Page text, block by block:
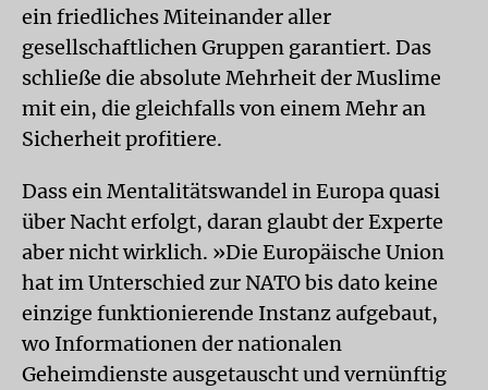
ein friedliches Miteinander aller
gesellschaftlichen Gruppen garantiert. Das
schließe die absolute Mehrheit der Muslime
mit ein, die gleichfalls von einem Mehr an
Sicherheit profitiere.
Dass ein Mentalitätswandel in Europa quasi
über Nacht erfolgt, daran glaubt der Experte
aber nicht wirklich. »Die Europäische Union
hat im Unterschied zur NATO bis dato keine
einzige funktionierende Instanz aufgebaut,
wo Informationen der nationalen
Geheimdienste ausgetauscht und vernünftig